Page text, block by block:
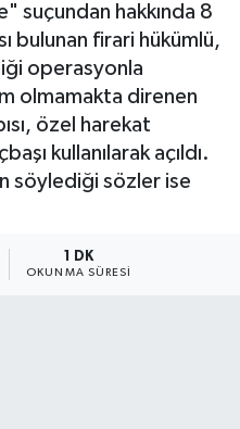
suçundan hakkında 8
bulunan firari hükümlü,
operasyonla
olmamakta direnen
özel harekat
kullanılarak açıldı.
söylediği sözler ise
1 DK
OKUNMA SÜRESI